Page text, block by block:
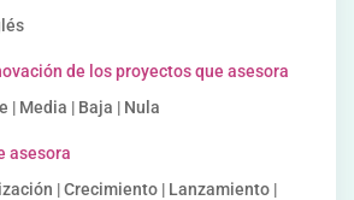
de los proyectos que asesora
| Media | Baja | Nula
asesora
| Crecimiento | Lanzamiento |